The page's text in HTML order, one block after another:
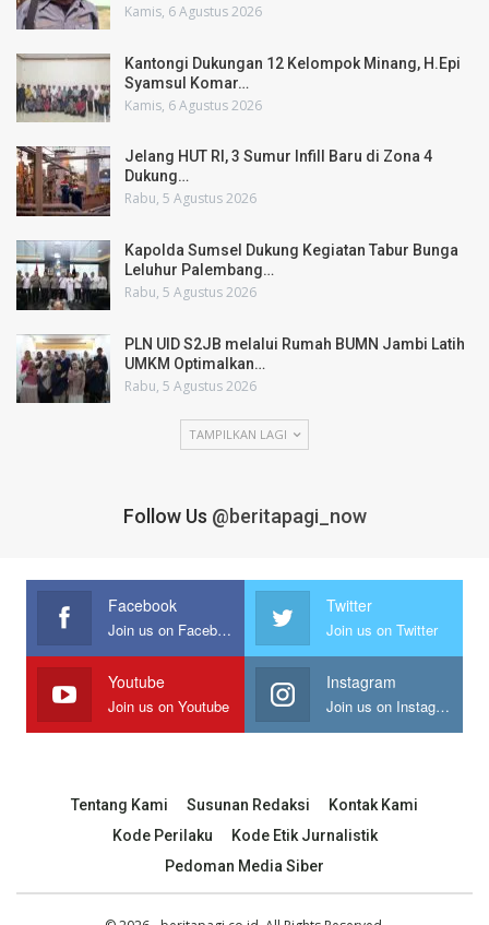
Kamis, 6 Agustus 2026
Kantongi Dukungan 12 Kelompok Minang, H.Epi
Syamsul Komar…
Kamis, 6 Agustus 2026
Jelang HUT RI, 3 Sumur Infill Baru di Zona 4
Dukung…
Rabu, 5 Agustus 2026
Kapolda Sumsel Dukung Kegiatan Tabur Bunga
Leluhur Palembang…
Rabu, 5 Agustus 2026
PLN UID S2JB melalui Rumah BUMN Jambi Latih
UMKM Optimalkan…
Rabu, 5 Agustus 2026
TAMPILKAN LAGI
Follow Us @beritapagi_now
Facebook
Join us on Facebook
Twitter
Join us on Twitter
Youtube
Join us on Youtube
Instagram
Join us on Instagram
Tentang Kami Susunan Redaksi
Kontak Kami
Kode Perilaku
Kode Etik Jurnalistik
Pedoman Media Siber